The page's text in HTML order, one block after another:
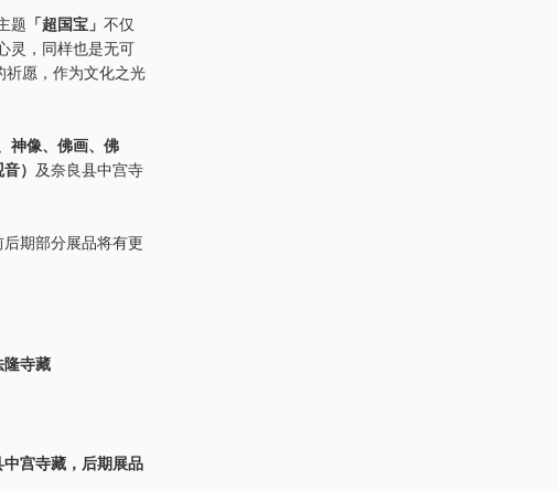
题 「超国宝」 不仅
灵，同样也是无可
愿，作为文化之光
神像、佛画、佛
） 及奈良县中宫寺
后期部分展品将有更
寺藏
宫寺藏，后期展品